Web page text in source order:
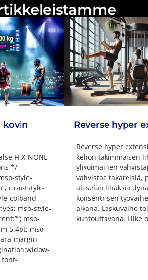
kovin
FI X-NONE
*/
style-
mso-tstyle-
colband-
mso-style-
mso-
5.4pt; mso-
margin-
font-
Reverse hyper
Reverse hyper
kehon takimmaisen
ylivoimainen
vahvistaa takareisiä,
alaselän lihaksia
konsentrisen
aikana. Laskuvaihe
kuntouttavana. Liike